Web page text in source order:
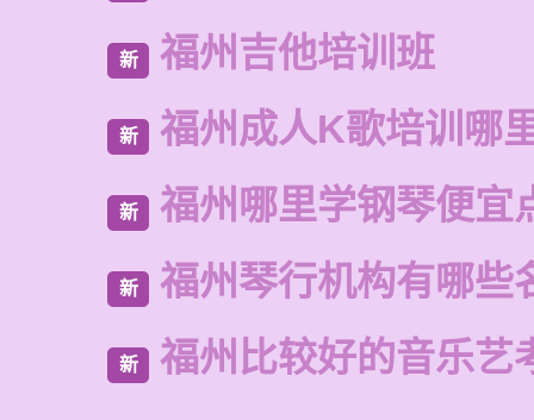
新 福州吉他培训班
新 福州成人K歌培训哪
新 福州哪里学钢琴便宜
新 福州琴行机构有哪些
新 福州比较好的音乐艺